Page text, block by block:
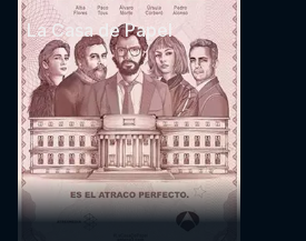
La Casa de Papel